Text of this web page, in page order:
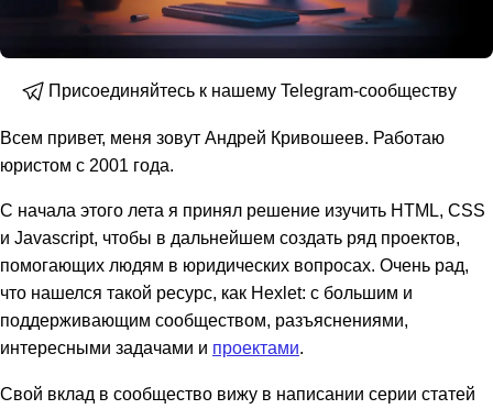
Присоединяйтесь к нашему Telegram-сообществу
Всем привет, меня зовут Андрей Кривошеев. Работаю
юристом с 2001 года.
С начала этого лета я принял решение изучить HTML, CSS
и Javascript, чтобы в дальнейшем создать ряд проектов,
помогающих людям в юридических вопросах. Очень рад,
что нашелся такой ресурс, как Hexlet: с большим и
поддерживающим сообществом, разъяснениями,
интересными задачами и проектами.
Свой вклад в сообщество вижу в написании серии статей